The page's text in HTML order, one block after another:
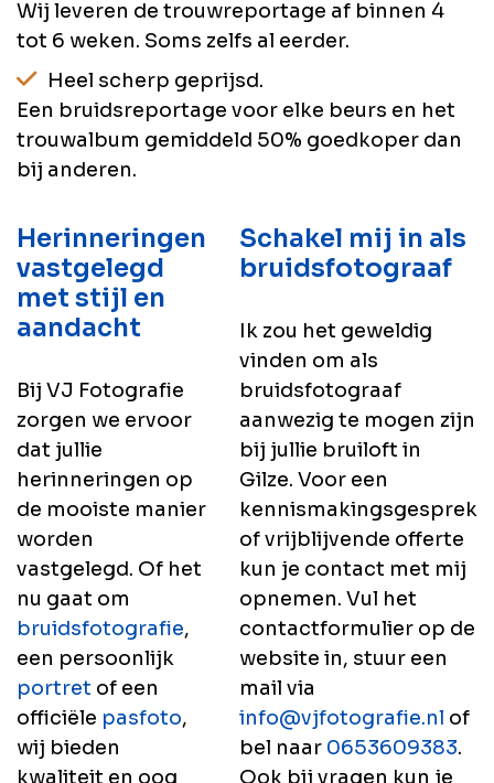
Wij leveren de trouwreportage af binnen 4
tot 6 weken. Soms zelfs al eerder.
Heel scherp geprijsd.
Een bruidsreportage voor elke beurs en het
trouwalbum gemiddeld 50% goedkoper dan
bij anderen.
Herinneringen
vastgelegd
met stijl en
aandacht
Bij VJ Fotografie
zorgen we ervoor
dat jullie
herinneringen op
de mooiste manier
worden
vastgelegd. Of het
nu gaat om
bruidsfotografie,
een persoonlijk
portret of een
officiële pasfoto,
wij bieden
kwaliteit en oog
Schakel mij in als
bruidsfotograaf
Ik zou het geweldig
vinden om als
bruidsfotograaf
aanwezig te mogen zijn
bij jullie bruiloft in
Gilze. Voor een
kennismakingsgesprek
of vrijblijvende offerte
kun je contact met mij
opnemen. Vul het
contactformulier op de
website in, stuur een
mail via
info@vjfotografie.nl of
bel naar 0653609383.
Ook bij vragen kun je